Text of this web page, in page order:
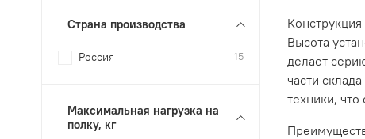
Высота
делает
части
техники, что
Страна производства
Россия 15
Максимальная нагрузка на
полку, кг